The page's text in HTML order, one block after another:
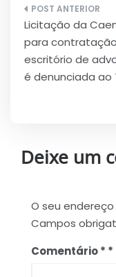
Navegação
de
Post
Licitação da
para
escritório de
é denunciada ao
Deixe um
O seu
Campos
Comentário*